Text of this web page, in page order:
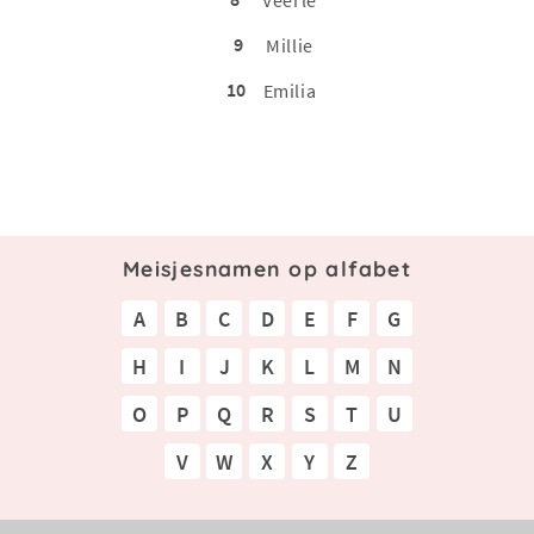
9
Millie
10
Emilia
Meisjesnamen op alfabet
A B C D E F
G
H
I J K L M
N
O
P Q R S T
U
V
W X Y Z